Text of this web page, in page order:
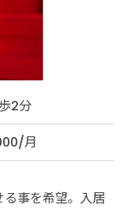
2分
月
事を希望。入居